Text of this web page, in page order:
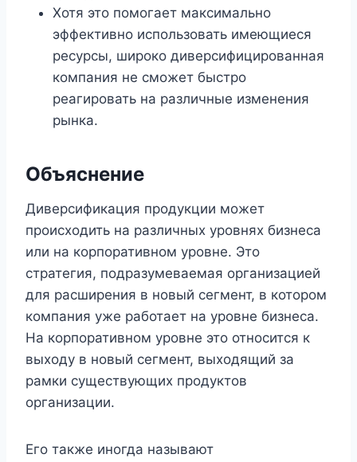
Хотя это помогает максимально
эффективно использовать имеющиеся
ресурсы, широко диверсифицированная
компания не сможет быстро
реагировать на различные изменения
рынка.
Объяснение
Диверсификация продукции может
происходить на различных уровнях бизнеса
или на корпоративном уровне. Это
стратегия, подразумеваемая организацией
для расширения в новый сегмент, в котором
компания уже работает на уровне бизнеса.
На корпоративном уровне это относится к
выходу в новый сегмент, выходящий за
рамки существующих продуктов
организации.
Его также иногда называют